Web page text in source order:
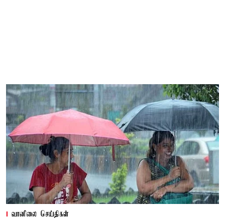
வானிலை செய்திகள்